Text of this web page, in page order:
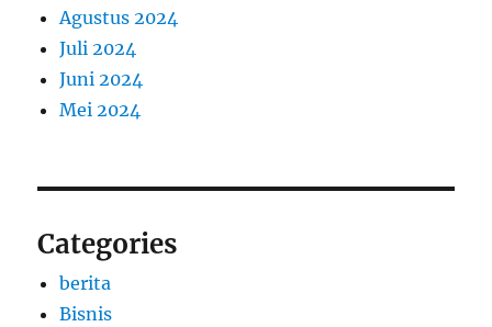
Agustus 2024
Juli 2024
Juni 2024
Mei 2024
Categories
berita
Bisnis